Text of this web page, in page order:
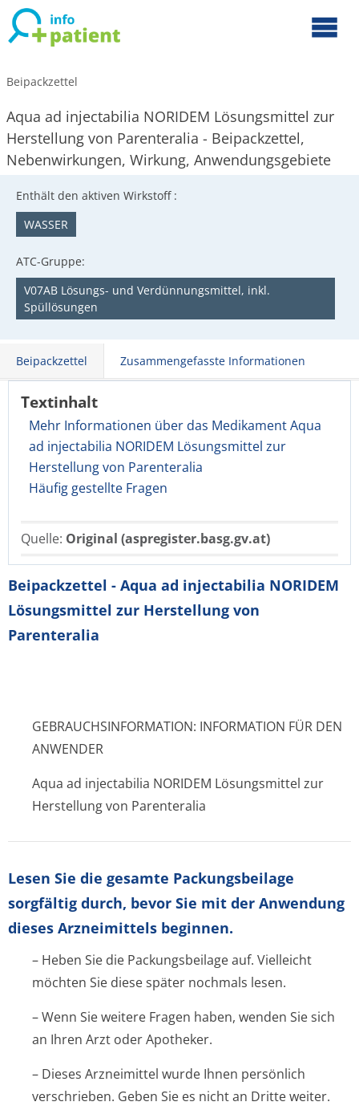
Beipackzettel
Aqua ad injectabilia NORIDEM Lösungsmittel zur
Herstellung von Parenteralia - Beipackzettel,
Nebenwirkungen, Wirkung, Anwendungsgebiete
Enthält den aktiven Wirkstoff :
WASSER
ATC-Gruppe:
V07AB Lösungs- und Verdünnungsmittel, inkl.
Spüllösungen
Beipackzettel Zusammengefasste Informationen
Textinhalt
Mehr Informationen über das Medikament Aqua
ad injectabilia NORIDEM Lösungsmittel zur
Herstellung von Parenteralia
Häufig gestellte Fragen
Quelle: Original (aspregister.basg.gv.at)
Beipackzettel - Aqua ad injectabilia NORIDEM
Lösungsmittel zur Herstellung von
Parenteralia
GEBRAUCHSINFORMATION: INFORMATION FÜR DEN
ANWENDER
Aqua ad injectabilia NORIDEM Lösungsmittel zur
Herstellung von Parenteralia
Lesen Sie die gesamte Packungsbeilage
sorgfältig durch, bevor Sie mit der Anwendung
dieses Arzneimittels beginnen.
– Heben Sie die Packungsbeilage auf. Vielleicht
möchten Sie diese später nochmals lesen.
– Wenn Sie weitere Fragen haben, wenden Sie sich
an Ihren Arzt oder Apotheker.
– Dieses Arzneimittel wurde Ihnen persönlich
verschrieben. Geben Sie es nicht an Dritte weiter.